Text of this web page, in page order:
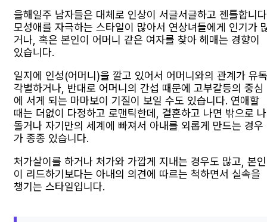
을해일주 남자들은 대체로 인상이 서글서글하고 젠틀합니
모성애를 자극하는 스타일이 많아서 연상녀들에게 인기가
거나, 혹은 본인이 어머니 같은 여자를 찾아 헤매는 경향이
있습니다.
일지에 인성(어머니)을 깔고 있어서 어머니와의 관계가 유독
각별하거나, 반대로 어머니의 간섭 때문에 고부갈등의 중심
에 서게 되는 마마보이 기질이 보일 수도 있습니다. 연애할
때는 더없이 다정하고 로맨틱한데, 결혼하고 나면 밖으로 나
돌거나 자기만의 세계에 빠져서 아내를 외롭게 만드는 경우
가 종종 있습니다.
처가살이를 하거나 처가와 가깝게 지내는 경우도 많고, 본인
이 리드하기보다는 아내의 의견에 따르는 척하면서 실속을
챙기는 스타일입니다.